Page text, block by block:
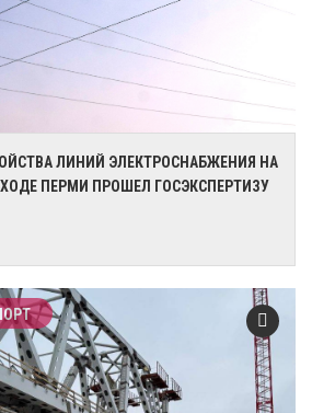
ЛИНИЙ ЭЛЕКТРОСНАБЖЕНИЯ НА
ПЕРМИ ПРОШЕЛ ГОСЭКСПЕРТИЗУ